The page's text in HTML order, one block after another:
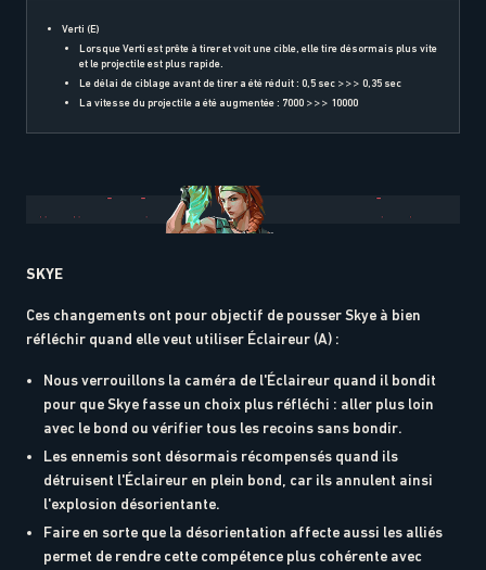
Verti (E)
Lorsque Verti est prête à tirer et voit une cible, elle tire désormais plus vite
et le projectile est plus rapide.
Le délai de ciblage avant de tirer a été réduit : 0,5 sec >>> 0,35 sec
La vitesse du projectile a été augmentée : 7000 >>> 10000
SKYE
Ces changements ont pour objectif de pousser Skye à bien
réfléchir quand elle veut utiliser Éclaireur (A) :
Nous verrouillons la caméra de l'Éclaireur quand il bondit
pour que Skye fasse un choix plus réfléchi : aller plus loin
avec le bond ou vérifier tous les recoins sans bondir.
Les ennemis sont désormais récompensés quand ils
détruisent l'Éclaireur en plein bond, car ils annulent ainsi
l'explosion désorientante.
Faire en sorte que la désorientation affecte aussi les alliés
permet de rendre cette compétence plus cohérente avec